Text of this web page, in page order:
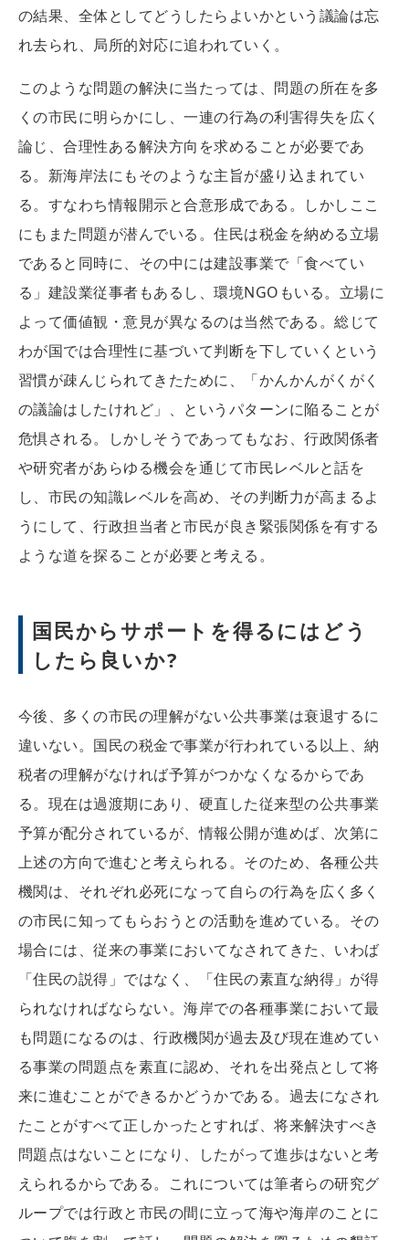
の結果、全体としてどうしたらよいかという議論は忘
れ去られ、局所的対応に追われていく。
このような問題の解決に当たっては、問題の所在を多
くの市民に明らかにし、一連の行為の利害得失を広く
論じ、合理性ある解決方向を求めることが必要であ
る。新海岸法にもそのような主旨が盛り込まれてい
る。すなわち情報開示と合意形成である。しかしここ
にもまた問題が潜んでいる。住民は税金を納める立場
であると同時に、その中には建設事業で「食べてい
る」建設業従事者もあるし、環境NGOもいる。立場に
よって価値観・意見が異なるのは当然である。総じて
わが国では合理性に基づいて判断を下していくという
習慣が疎んじられてきたために、「かんかんがくがく
の議論はしたけれど」、というパターンに陥ることが
危惧される。しかしそうであってもなお、行政関係者
や研究者があらゆる機会を通じて市民レベルと話を
し、市民の知識レベルを高め、その判断力が高まるよ
うにして、行政担当者と市民が良き緊張関係を有する
ような道を探ることが必要と考える。
国民からサポートを得るにはどう
したら良いか?
今後、多くの市民の理解がない公共事業は衰退するに
違いない。国民の税金で事業が行われている以上、納
税者の理解がなければ予算がつかなくなるからであ
る。現在は過渡期にあり、硬直した従来型の公共事業
予算が配分されているが、情報公開が進めば、次第に
上述の方向で進むと考えられる。そのため、各種公共
機関は、それぞれ必死になって自らの行為を広く多く
の市民に知ってもらおうとの活動を進めている。その
場合には、従来の事業においてなされてきた、いわば
「住民の説得」ではなく、「住民の素直な納得」が得
られなければならない。海岸での各種事業において最
も問題になるのは、行政機関が過去及び現在進めてい
る事業の問題点を素直に認め、それを出発点として将
来に進むことができるかどうかである。過去になされ
たことがすべて正しかったとすれば、将来解決すべき
問題点はないことになり、したがって進歩はないと考
えられるからである。これについては筆者らの研究グ
ループでは行政と市民の間に立って海や海岸のことに